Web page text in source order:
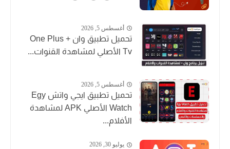
أغسطس 5, 2026
تحميل تطبيق وان + One Plus
Tv الأصلي لمشاهدة القنوات...
أغسطس 5, 2026
تحميل تطبيق ايجي واتش Egy
Watch الأصلي APK لمشاهدة
الأفلام...
يوليو 30, 2026